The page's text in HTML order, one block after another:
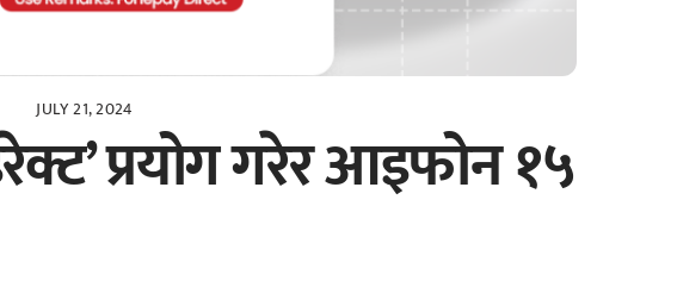
JULY 21, 2024
प्रयोग गरेर आइफोन १५